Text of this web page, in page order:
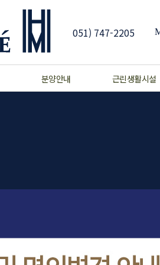
분양안내 근린생활시설
051) 747-2205